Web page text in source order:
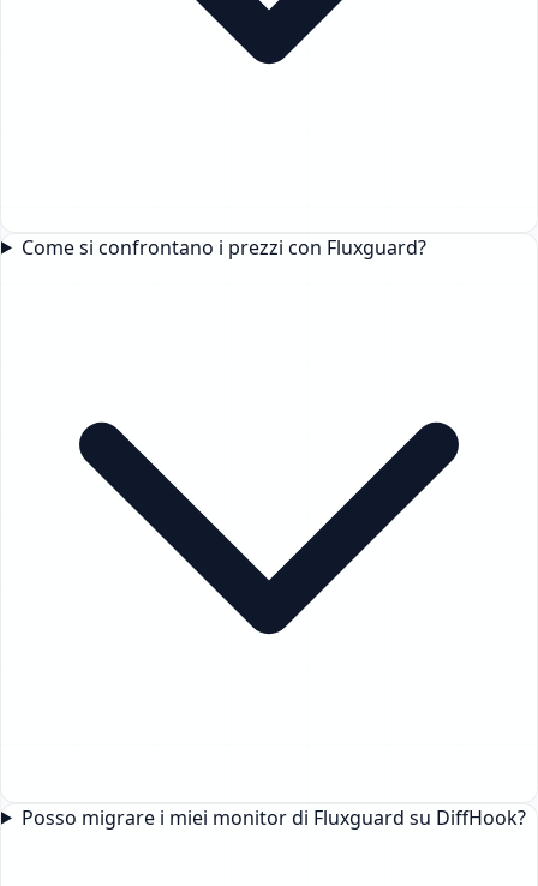
Come si confrontano i prezzi con Fluxguard?
Posso migrare i miei monitor di Fluxguard su DiffHook?